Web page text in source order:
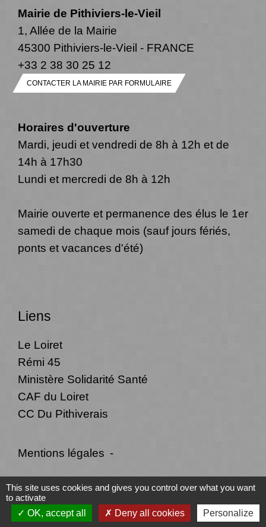
Mairie de Pithiviers-le-Vieil
1, Allée de la Mairie
45300 Pithiviers-le-Vieil - FRANCE
+33 2 38 30 25 12
CONTACTER LA MAIRIE PAR FORMULAIRE
Horaires d'ouverture
Mardi, jeudi et vendredi de 8h à 12h et de
14h à 17h30
Lundi et mercredi de 8h à 12h
Mairie ouverte et permanence des élus le 1er
samedi de chaque mois (sauf jours fériés,
ponts et vacances d'été)
Liens
Le Loiret
Rémi 45
Ministère Solidarité Santé
CAF du Loiret
CC Du Pithiverais
Mentions légales -
Politique de confidentialité - Accessibilité -
Plan du site - Gestion des cookies
This site uses cookies and gives you control over what you want
to activate
OK, accept all
Deny all cookies Personalize